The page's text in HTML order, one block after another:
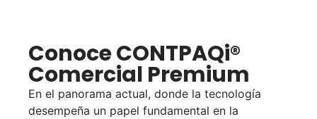
Conoce CONTPAQi®
Comercial Premium
En el panorama actual, donde la tecnología
desempeña un papel fundamental en la